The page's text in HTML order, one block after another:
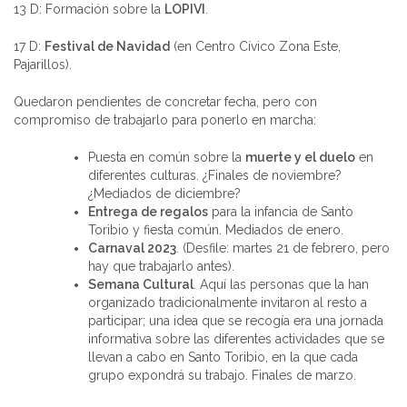
13 D: Formación sobre la LOPIVI
17 D: Festival de Navidad (en Centro Cívico Zona Este,
Pajarillos).
Quedaron pendientes de concretar fecha, pero con
compromiso de trabajarlo para ponerlo en marcha:
Puesta en común sobre la muerte y el duelo en
diferentes culturas. ¿Finales de noviembre?
¿Mediados de diciembre?
Entrega de regalos para la infancia de Santo
Toribio y fiesta común. Mediados de enero.
Carnaval 2023 . (Desfile: martes 21 de febrero, pero
hay que trabajarlo antes).
Semana Cultural . Aquí las personas que la han
organizado tradicionalmente invitaron al resto a
participar; una idea que se recogía era una jornada
informativa sobre las diferentes actividades que se
llevan a cabo en Santo Toribio, en la que cada
grupo expondrá su trabajo. Finales de marzo.